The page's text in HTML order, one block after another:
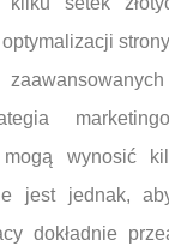
wynosić
jest jednak,
dokładnie